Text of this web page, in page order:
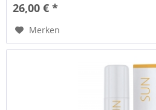
26,00 € *
Merken